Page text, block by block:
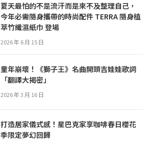
夏天最怕的不是流汗而是來不及整理自己，
今年必需隨身攜帶的時尚配件 TERRA 隨身植
萃竹纖濕紙巾 登場
2026 年 6 月 15 日
童年崩壞！《獅子王》名曲開頭吉娃娃歌詞
「翻譯大揭密」
2026 年 3 月 16 日
打造居家儀式感！星巴克家享咖啡春日櫻花
季限定夢幻回歸